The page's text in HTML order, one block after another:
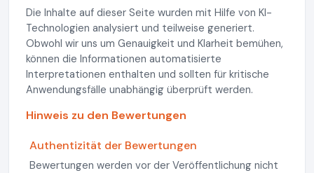
Die Inhalte auf dieser Seite wurden mit Hilfe von KI-
Technologien analysiert und teilweise generiert.
Obwohl wir uns um Genauigkeit und Klarheit bemühen,
können die Informationen automatisierte
Interpretationen enthalten und sollten für kritische
Anwendungsfälle unabhängig überprüft werden.
Hinweis zu den Bewertungen
Authentizität der Bewertungen
Bewertungen werden vor der Veröffentlichung nicht